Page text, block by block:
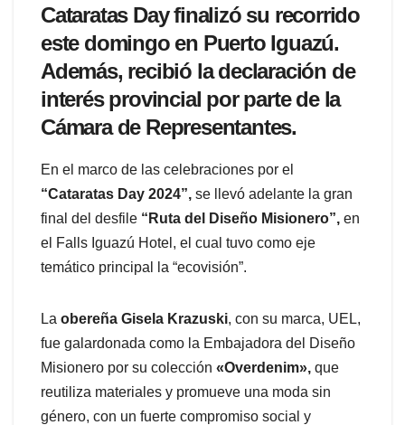
Cataratas Day finalizó su recorrido
este domingo en Puerto Iguazú.
Además, recibió la declaración de
interés provincial por parte de la
Cámara de Representantes.
En el marco de las celebraciones por el
“Cataratas Day 2024”, se llevó adelante la gran
final del desfile “Ruta del Diseño Misionero”, en
el Falls Iguazú Hotel, el cual tuvo como eje
temático principal la “ecovisión”.
La obereña Gisela Krazuski, con su marca, UEL,
fue galardonada como la Embajadora del Diseño
Misionero por su colección «Overdenim», que
reutiliza materiales y promueve una moda sin
género, con un fuerte compromiso social y